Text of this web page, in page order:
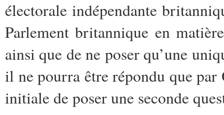
électorale indépendante
Parlement britannique en
ainsi que de ne poser qu’une
il ne pourra être répondu que
initiale de poser une seconde